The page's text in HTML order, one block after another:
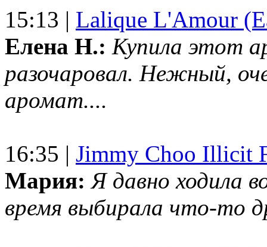
15:13 | Lalique L'Amour
Елена Н.: Купила этот
разочаровал. Нежный,
аромат....
16:35 | Jimmy Choo Illicit
Мария: Я давно ходила
время выбирала что-то